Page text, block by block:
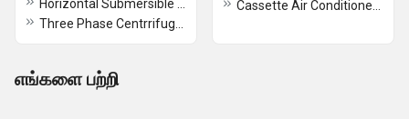
எங்களை பற்றி